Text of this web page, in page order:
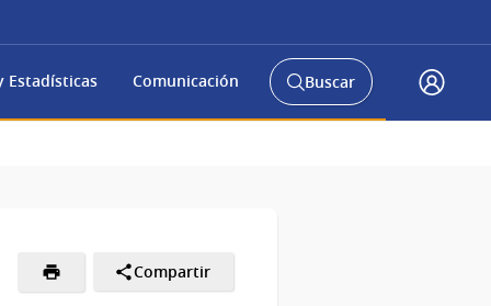
Estadísticas Comunicación
Abrir
buscador
Buscar
Acceso
Compartir